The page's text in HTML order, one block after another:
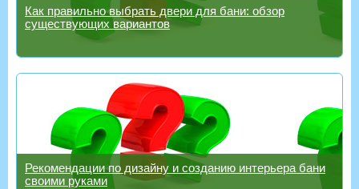
Как правильно выбрать двери для бани: обзор
существующих вариантов
Рекомендации по дизайну и созданию интерьера бани
своими руками